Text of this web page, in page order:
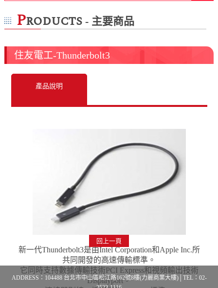
Products- 主要商品
住友電工-Thunderbolt3
產品說明
新一代Thunderbolt3是由Intel Corporation和Apple Inc.所
共同開發的高速傳輸標準。
它同時支持數據傳輸技術PCI Express和視頻輸出技術
Displayport。
回上一頁
ADDRESS：104488 台北市中山區松江路162號8樓(力麗商業大樓)│TEL：02-